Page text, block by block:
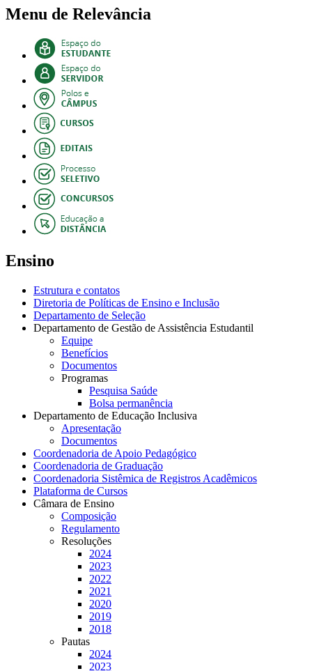
Menu de Relevância
Ensino
Estrutura e contatos
Diretoria de Políticas de Ensino e Inclusão
Departamento de Seleção
Departamento de Gestão de Assistência Estudantil
Equipe
Benefícios
Documentos
Programas
Pesquisa Saúde
Bolsa permanência
Departamento de Educação Inclusiva
Apresentação
Documentos
Coordenadoria de Apoio Pedagógico
Coordenadoria de Graduação
Coordenadoria Sistêmica de Registros Acadêmicos
Plataforma de Cursos
Câmara de Ensino
Composição
Regulamento
Resoluções
2024
2023
2022
2021
2020
2019
2018
Pautas
2024
2023